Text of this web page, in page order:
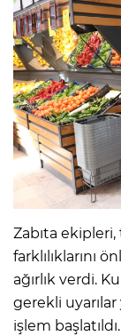
Zabıta
farklılıklarını
ağırlık verdi.
gerekli
işlem